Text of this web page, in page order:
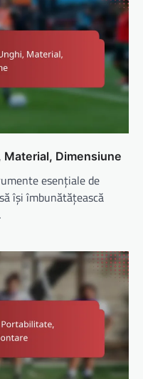
Dimensiune
esențiale de
își îmbunătățească